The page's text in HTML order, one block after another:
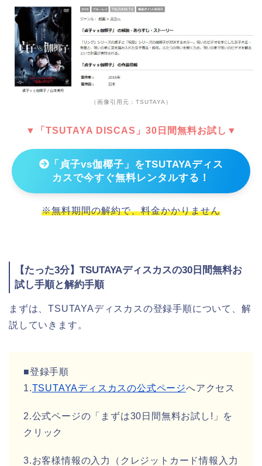
（画像引用元：TSUTAYA）
▼「TSUTAYA DISCAS」30日間無料お試し▼
「貞子vs伽椰子」をTSUTAYAディス
カスで今すぐ無料レンタルする！
※無料期間の解約で、料金かかりません
【たった3分】TSUTAYAディスカスの30日間無料お
試し手順と解約手順
まずは、TSUTAYAディスカスの登録手順について、解
説していきます。
■登録手順
1.TSUTAYAディスカスの公式ページへアクセス
2.公式ページの「まずは30日間無料お試し!」を
クリック
3.お客様情報の入力（クレジットカード情報入力